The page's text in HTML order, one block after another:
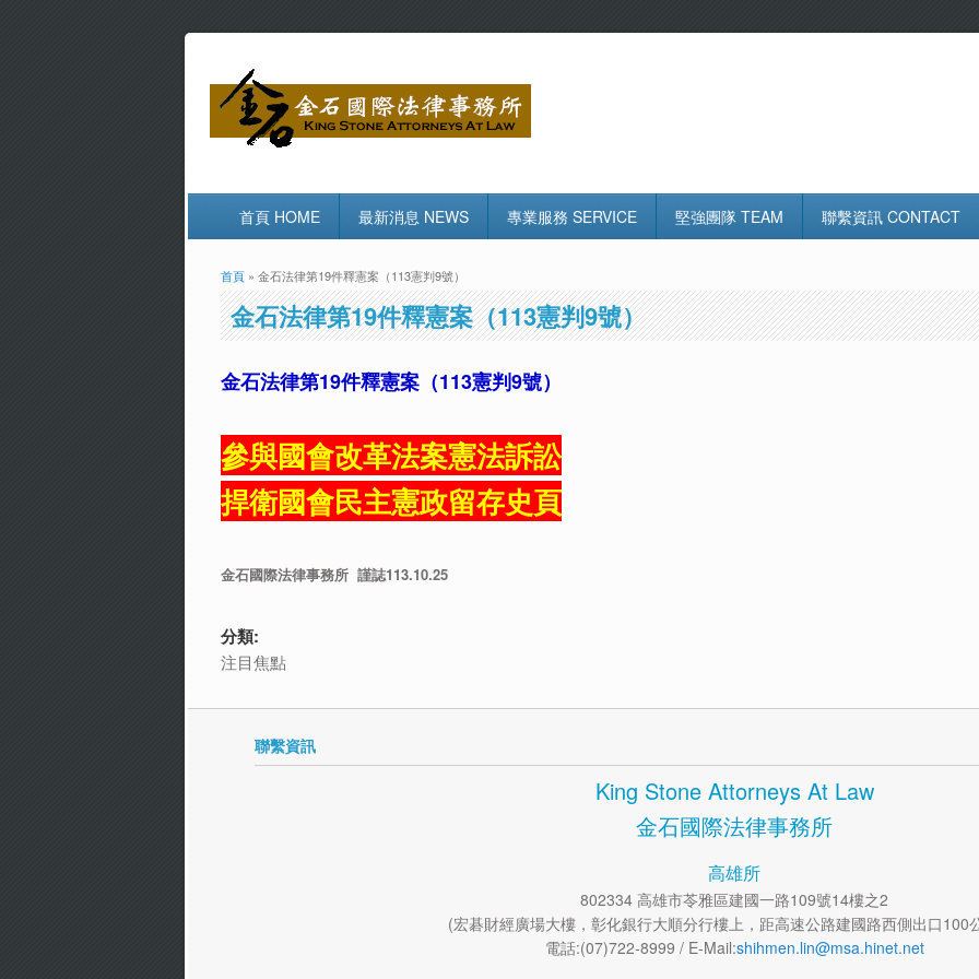
首頁 HOME 最新消息 NEWS 專業服務 SERVICE 堅強團隊 TEAM 聯繫資訊 CONTACT
您在這裡
首頁 » 金石法律第19件釋憲案（113憲判9號）
金石法律第19件釋憲案（113憲判9號）
金石法律第19件釋憲案（113憲判9號）
參與國會改革法案憲法訴訟
捍衛國會民主憲政留存史頁
金石國際法律事務所 謹誌113.10.25
分類:
注目焦點
聯繫資訊
King Stone Attorneys At Law
金石國際法律事務所
高雄所
802334 高雄市苓雅區建國一路109號14樓之2
(宏碁財經廣場大樓，彰化銀行大順分行樓上，距高速公路建國路西側出口100
電話:(07)722-8999 / E-Mail:shihmen.lin@msa.hinet.net